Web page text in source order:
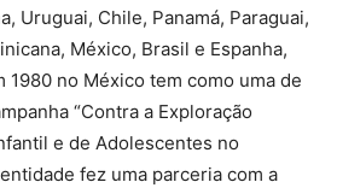
Uruguai, Chile, Panamá, Paraguai,
México, Brasil e Espanha,
1980 no México tem como uma de
“Contra a Exploração
e de Adolescentes no
fez uma parceria com a